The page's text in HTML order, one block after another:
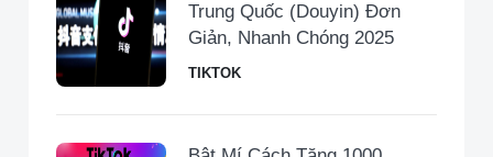
Trung Quốc (Douyin) Đơn
Giản, Nhanh Chóng 2025
TIKTOK